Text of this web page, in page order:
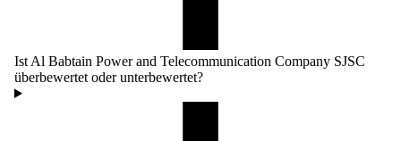
Ist Al Babtain Power and Telecommunication Company SJSC
überbewertet oder unterbewertet?